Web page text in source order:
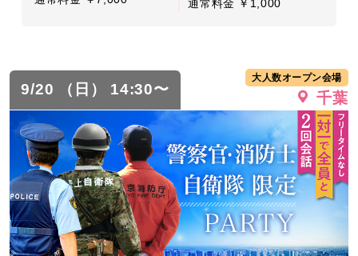
通常料金 ￥1,000
9/20 （日） 14:30〜
大人数オープン会場
千葉